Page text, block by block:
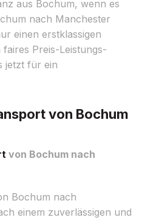
aus Bochum, wenn es
nach Manchester
einen erstklassigen
Preis-Leistungs-
jetzt für ein
von Bochum
von Bochum nach
Bochum nach
einem zuverlässigen und